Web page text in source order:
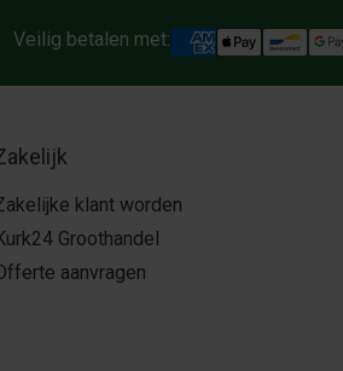
Veilig betalen met:
klant worden
Groothandel
aanvragen